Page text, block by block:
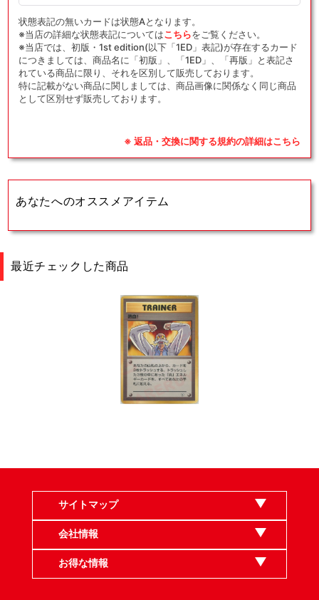
状態表記の無いカードは状態Aとなります。
※当店の詳細な状態表記についてはこちらをご覧ください。
※当店では、初版・1st edition(以下「1ED」表記)が存在するカード
につきましては、商品名に「初版」、「1ED」、「再版」と表記さ
れている商品に限り、それを区別して販売しております。
特に記載がない商品に関しましては、商品画像に関係なく同じ商品
として区別せず販売しております。
※ 返品・交換に関する規約の詳細はこちら
あなたへのオススメアイテム
最近チェックした商品
サイトマップ
会社情報
お得な情報